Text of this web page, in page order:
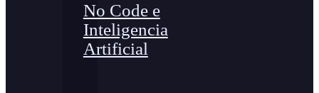
No Code e
Inteligencia
Artificial